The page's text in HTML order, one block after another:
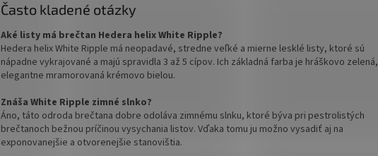
Často kladené otázky
Aké listy má brečtan Hedera helix White Ripple?
Hedera helix White Ripple má neopadavé, stredne veľké a mierne lesklé listy, ktoré sú
nápadne vykrajované a majú spravidla 3 až 5 cípov. Ich základná farba je hráškovo zelená,
elegantne mramorovaná krémovo bielou.
Znáša White Ripple zimné slnko?
Áno, táto odroda brečtana dobre odoláva zimnému slnku, ktoré býva pri pestrolistých
brečtanoch bežnou príčinou vysychania listov. Vďaka tomu ju možno vysadiť aj na
exponovanejšie a otvorenejšie stanovištia.